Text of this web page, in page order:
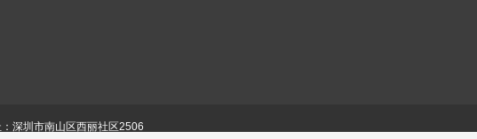
深圳市南山区西丽社区2506